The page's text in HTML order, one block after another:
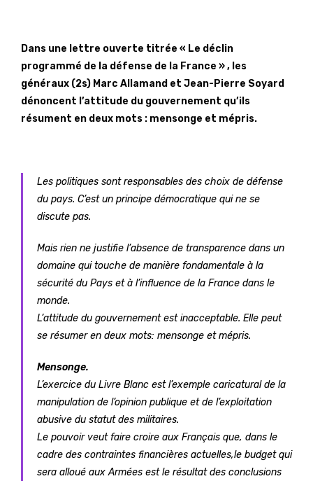
Dans une lettre ouverte titrée « Le déclin
programmé de la défense de la France » , les
généraux (2s) Marc Allamand et Jean-Pierre Soyard
dénoncent l’attitude du gouvernement qu’ils
résument en deux mots : mensonge et mépris.
Les politiques sont responsables des choix de défense
du pays. C’est un principe démocratique qui ne se
discute pas.
Mais rien ne justifie l’absence de transparence dans un
domaine qui touche de manière fondamentale à la
sécurité du Pays et à l’influence de la France dans le
monde.
L’attitude du gouvernement est inacceptable. Elle peut
se résumer en deux mots: mensonge et mépris.
Mensonge.
L’exercice du Livre Blanc est l’exemple caricatural de la
manipulation de l’opinion publique et de l’exploitation
abusive du statut des militaires.
Le pouvoir veut faire croire aux Français que, dans le
cadre des contraintes financières actuelles,le budget qui
sera alloué aux Armées est le résultat des conclusions